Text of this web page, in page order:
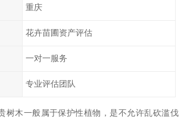
重庆
花卉苗圃资产评估
一对一服务
专业评估团队
树木一般属于保护性植物，是不允许乱砍滥伐